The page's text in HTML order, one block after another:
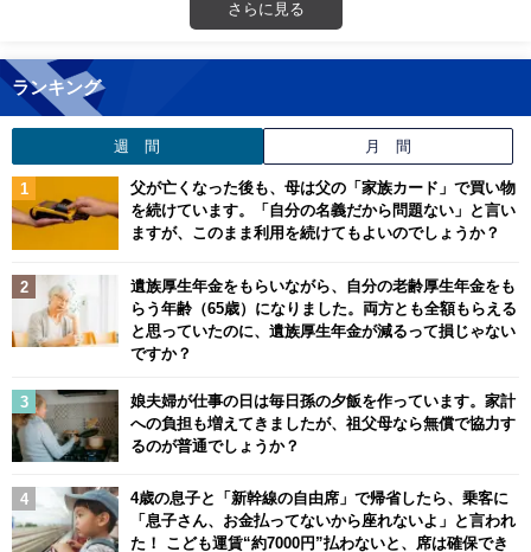
さらに見る
ランキング
週 間 月 間
父が亡くなった後も、母は父の「家族カード」で買い物
を続けています。「自分の名義だから問題ない」と言い
ますが、このまま利用を続けてもよいのでしょうか？
遺族厚生年金をもらいながら、自分の老齢厚生年金をも
らう年齢（65歳）になりました。両方とも全額もらえる
と思っていたのに、遺族厚生年金が減るって損じゃない
ですか？
娘夫婦が仕事の日は毎日孫の夕飯を作っています。家計
への負担も増えてきましたが、祖父母なら無償で協力す
るのが普通でしょうか？
4歳の息子と「新幹線の自由席」で帰省したら、乗客に
「息子さん、お金払ってないから座れないよ」と言われ
た！ こども運賃“約7000円”払わないと、席は確保でき